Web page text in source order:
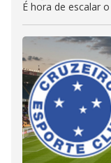
É hora de escalar